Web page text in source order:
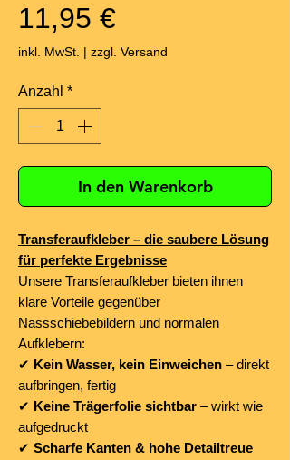
11,95 €Preis
inkl. MwSt. | zzgl. Versand
Anzahl *
In den Warenkorb
Transferaufkleber – die saubere Lösung
für perfekte Ergebnisse
Unsere Transferaufkleber bieten ihnen
klare Vorteile gegenüber
Nassschiebebildern und normalen
Aufklebern:
✔ Kein Wasser, kein Einweichen – direkt
aufbringen, fertig
✔ Keine Trägerfolie sichtbar – wirkt wie
aufgedruckt
✔ Scharfe Kanten & hohe Detailtreue